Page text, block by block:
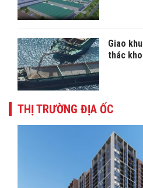
Giao
thác
THỊ TRƯỜNG ĐỊA ỐC